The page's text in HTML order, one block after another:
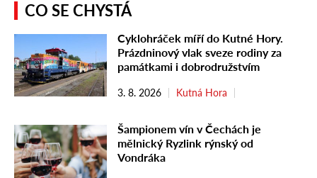
CO SE CHYSTÁ
Cyklohráček míří do Kutné Hory.
Prázdninový vlak sveze rodiny za
památkami i dobrodružstvím
3. 8. 2026 Kutná Hora
Šampionem vín v Čechách je
mělnický Ryzlink rýnský od
Vondráka